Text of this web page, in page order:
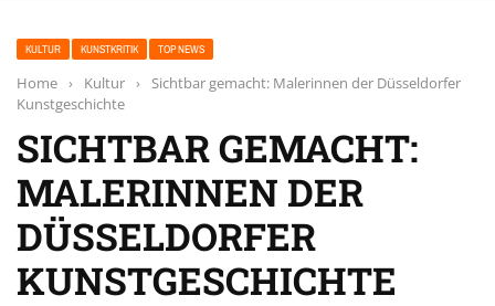
KULTUR KUNSTKRITIK TOP NEWS
Home › Kultur › Sichtbar gemacht: Malerinnen der Düsseldorfer
Kunstgeschichte
SICHTBAR GEMACHT:
MALERINNEN DER
DÜSSELDORFER
KUNSTGESCHICHTE